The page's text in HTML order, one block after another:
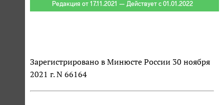
Редакция от 17.11.2021 — Действует с 01.01.2022
Зарегистрировано в Минюсте России 30 ноября
2021 г. N 66164